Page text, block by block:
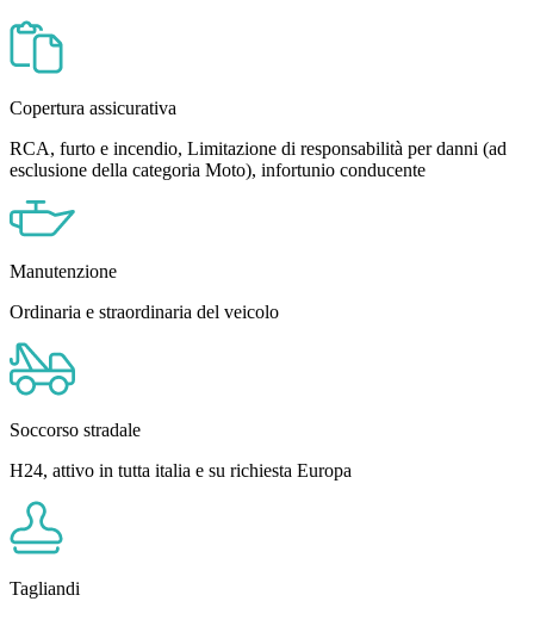
Copertura assicurativa
RCA, furto e incendio, Limitazione di responsabilità per danni (ad
esclusione della categoria Moto), infortunio conducente
Manutenzione
Ordinaria e straordinaria del veicolo
Soccorso stradale
H24, attivo in tutta italia e su richiesta Europa
Tagliandi